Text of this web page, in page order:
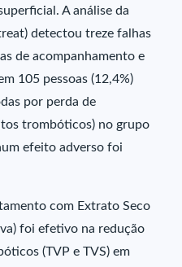
A análise da
detectou treze falhas
de acompanhamento e
105 pessoas (12,4%)
por perda de
trombóticos) no grupo
efeito adverso foi
com Extrato Seco
foi efetivo na redução
(TVP e TVS) em